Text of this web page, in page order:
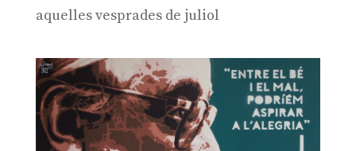
aquelles vesprades de juliol